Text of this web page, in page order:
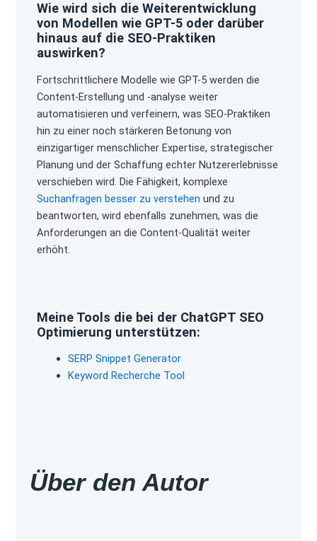
Wie wird sich die Weiterentwicklung
von Modellen wie GPT-5 oder darüber
hinaus auf die SEO-Praktiken
auswirken?
Fortschrittlichere Modelle wie GPT-5 werden die
Content-Erstellung und -analyse weiter
automatisieren und verfeinern, was SEO-Praktiken
hin zu einer noch stärkeren Betonung von
einzigartiger menschlicher Expertise, strategischer
Planung und der Schaffung echter Nutzererlebnisse
verschieben wird. Die Fähigkeit, komplexe
Suchanfragen besser zu verstehen und zu
beantworten, wird ebenfalls zunehmen, was die
Anforderungen an die Content-Qualität weiter
erhöht.
Meine Tools die bei der ChatGPT SEO
Optimierung unterstützen:
SERP Snippet Generator
Keyword Recherche Tool
Über den Autor